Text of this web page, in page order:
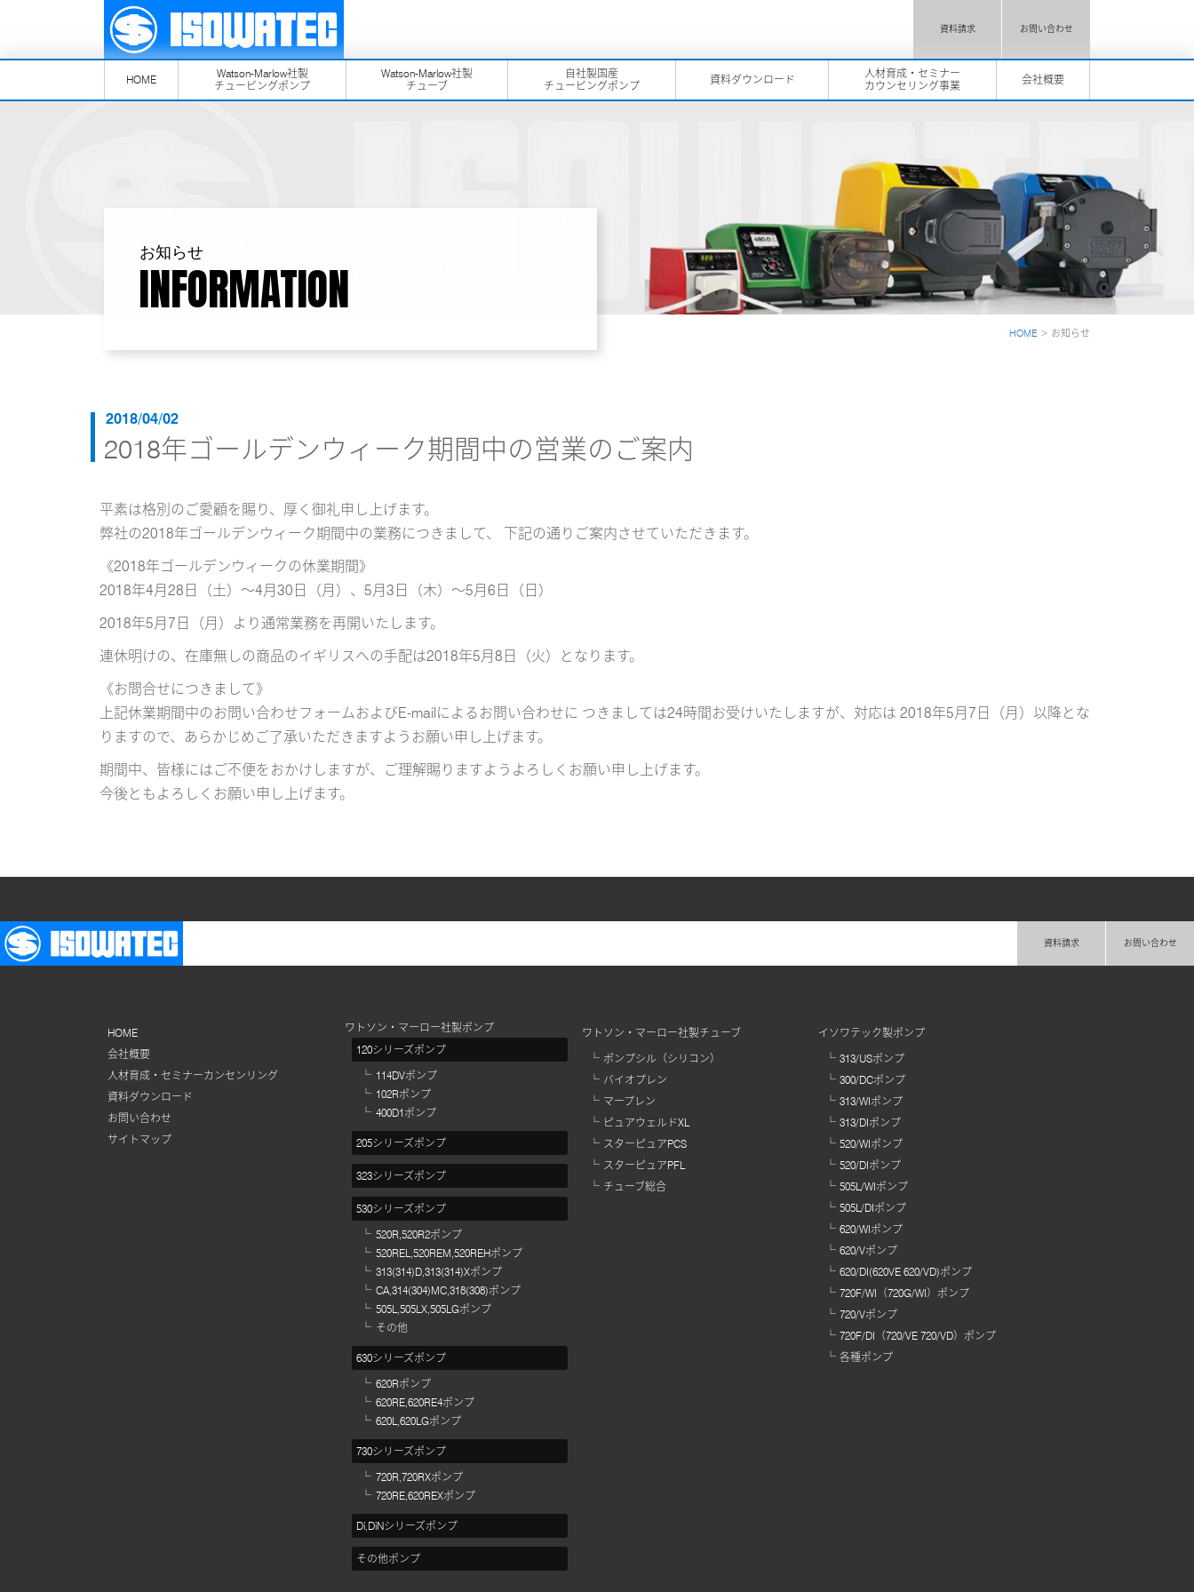
資料請求 お問い合わせ
HOME
Watson-Marlow社製
チュービングポンプ
Watson-Marlow社製
チューブ
自社製国産
チュービングポンプ
資料ダウンロード
人材育成・セミナー
カウンセリング事業
会社概要
お知らせ
INFORMATION
HOME > お知らせ
2018/04/02
2018年ゴールデンウィーク期間中の営業のご案内
平素は格別のご愛顧を賜り、厚く御礼申し上げます。
弊社の2018年ゴールデンウィーク期間中の業務につきまして、 下記の通りご案内させていただきます。
《2018年ゴールデンウィークの休業期間》
2018年4月28日（土）～4月30日（月）、5月3日（木）～5月6日（日）
2018年5月7日（月）より通常業務を再開いたします。
連休明けの、在庫無しの商品のイギリスへの手配は2018年5月8日（火）となります。
《お問合せにつきまして》
上記休業期間中のお問い合わせフォームおよびE-mailによるお問い合わせに つきましては24時間お受けいたしますが、対応は 2018年5月7日（月）以降とな
りますので、あらかじめご了承いただきますようお願い申し上げます。
期間中、皆様にはご不便をおかけしますが、ご理解賜りますようよろしくお願い申し上げます。
今後ともよろしくお願い申し上げます。
資料請求 お問い合わせ
HOME
会社概要
人材育成・セミナーカンセンリング
資料ダウンロード
お問い合わせ
サイトマップ
ワトソン・マーロー社製ポンプ
120シリーズポンプ
114DVポンプ
102Rポンプ
400D1ポンプ
205シリーズポンプ
323シリーズポンプ
530シリーズポンプ
520R,520R2ポンプ
520REL,520REM,520REHポンプ
313(314)D,313(314)Xポンプ
CA,314(304)MC,318(308)ポンプ
505L,505LX,505LGポンプ
その他
630シリーズポンプ
620Rポンプ
620RE,620RE4ポンプ
620L,620LGポンプ
730シリーズポンプ
720R,720RXポンプ
720RE,620REXポンプ
Di,DiNシリーズポンプ
その他ポンプ
ワトソン・マーロー社製チューブ
ポンプシル（シリコン）
バイオプレン
マープレン
ピュアウェルドXL
スターピュアPCS
スターピュアPFL
チューブ総合
イソワテック製ポンプ
313/USポンプ
300/DCポンプ
313/WIポンプ
313/DIポンプ
520/WIポンプ
520/DIポンプ
505L/WIポンプ
505L/DIポンプ
620/WIポンプ
620/Vポンプ
620/DI(620VE 620/VD)ポンプ
720F/WI（720G/WI）ポンプ
720/Vポンプ
720F/DI（720/VE 720/VD）ポンプ
各種ポンプ